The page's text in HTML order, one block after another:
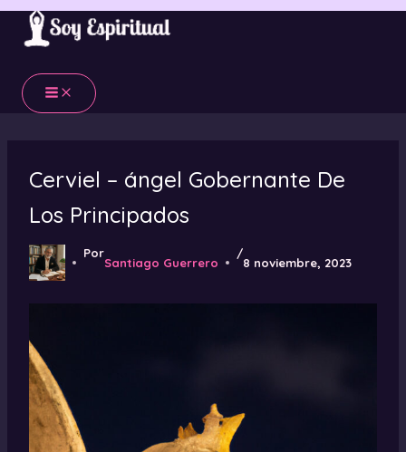
Ir
contenido
Cerviel – ángel Gobernante De
Los Principados
Por
Santiago Guerrero
/
8 noviembre, 2023